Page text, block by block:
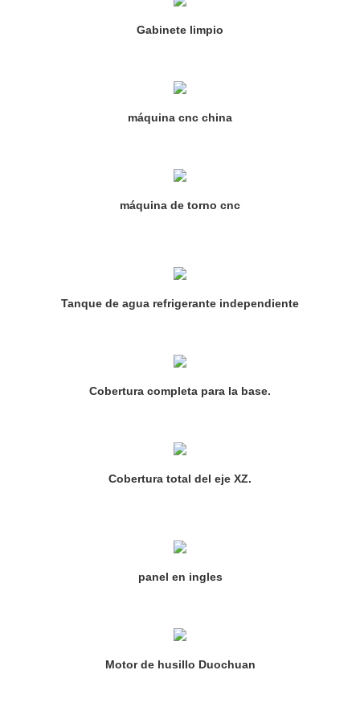
Gabinete limpio
máquina cnc china
máquina de torno cnc
Tanque de agua refrigerante independiente
Cobertura completa para la base.
Cobertura total del eje XZ.
panel en ingles
Motor de husillo Duochuan